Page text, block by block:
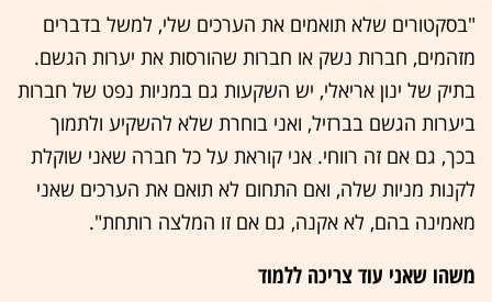
"בסקטורים שלא תואמים את הערכים שלי, למשל בדברים
מזהמים, חברות נשק או חברות שהורסות את יערות הגשם.
בתיק של ינון אריאלי, יש השקעות גם במניות נפט של חברות
ביערות הגשם בברזיל, ואני בוחרת שלא להשקיע ולתמוך
בכך, גם אם זה רווחי. אני קוראת על כל חברה שאני שוקלת
לקנות מניות שלה, ואם התחום לא תואם את הערכים שאני
מאמינה בהם, לא אקנה, גם אם זו המלצה רותחת".
משהו שאני עוד צריכה ללמוד